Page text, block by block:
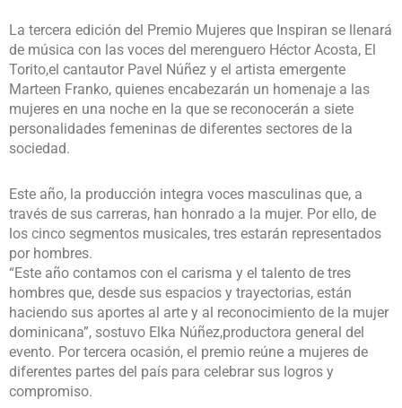
La tercera edición del Premio Mujeres que Inspiran se llenará
de música con las voces del merenguero Héctor Acosta, El
Torito,el cantautor Pavel Núñez y el artista emergente
Marteen Franko, quienes encabezarán un homenaje a las
mujeres en una noche en la que se reconocerán a siete
personalidades femeninas de diferentes sectores de la
sociedad.
Este año, la producción integra voces masculinas que, a
través de sus carreras, han honrado a la mujer. Por ello, de
los cinco segmentos musicales, tres estarán representados
por hombres.
“Este año contamos con el carisma y el talento de tres
hombres que, desde sus espacios y trayectorias, están
haciendo sus aportes al arte y al reconocimiento de la mujer
dominicana”, sostuvo Elka Núñez,productora general del
evento. Por tercera ocasión, el premio reúne a mujeres de
diferentes partes del país para celebrar sus logros y
compromiso.